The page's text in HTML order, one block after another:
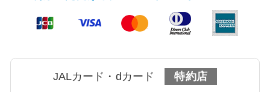
JALカード・dカード 特約店